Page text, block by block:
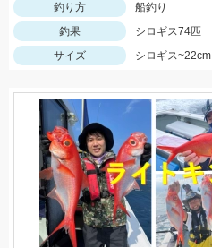
釣り方
船釣り
釣果
シロギス74匹
サイズ
シロギス~22cm